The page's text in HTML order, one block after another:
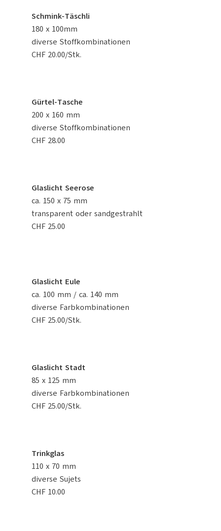
Schmink-Täschli
180 x 100mm
diverse Stoffkombinationen
CHF 20.00/Stk.
Gürtel-Tasche
200 x 160 mm
diverse Stoffkombinationen
CHF 28.00
Glaslicht Seerose
ca. 150 x 75 mm
transparent oder sandgestrahlt
CHF 25.00
Glaslicht Eule
ca. 100 mm / ca. 140 mm
diverse Farbkombinationen
CHF 25.00/Stk.
Glaslicht Stadt
85 x 125 mm
diverse Farbkombinationen
CHF 25.00/Stk.
Trinkglas
110 x 70 mm
diverse Sujets
CHF 10.00